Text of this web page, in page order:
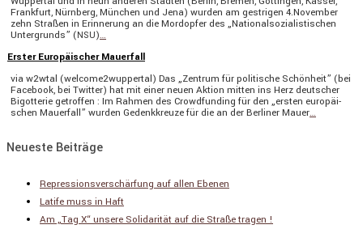
Frank­furt, Nürnberg, München und Jena) wurden am gestrigen 4.November
zehn Straßen in Erinne­rung an die Mordopfer des „Natio­nal­so­zia­lis­ti­schen
Unter­grunds” (NSU)…
Erster Europäischer Mauerfall
via w2wtal (welcome2wuppertal) Das „Zentrum für politi­sche Schön­heit” (bei
Facebook, bei Twitter) hat mit einer neuen Aktion mitten ins Herz deutscher
Bigot­terie getroffen : Im Rahmen des Crowd­fun­ding für den „ersten europäi­
schen Mauer­fall” wurden Gedenk­kreuze für die an der Berliner Mauer…
Neueste Beiträge
Repressionsverschärfung auf allen Ebenen
Latife muss in Haft
Am „Tag X“ unsere Solidarität auf die Straße tragen !